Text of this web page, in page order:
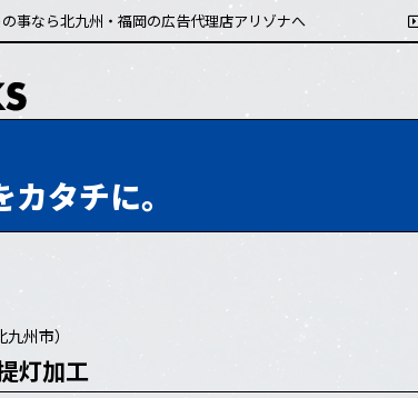
事なら北九州・福岡の広告代理店アリゾナへ
タチに。
州市）
灯加工